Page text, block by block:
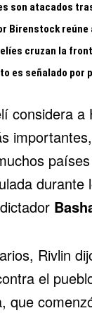
son atacados
Birenstock
cruzan la
es señalado por
considera
durante
Rivlin
el
que